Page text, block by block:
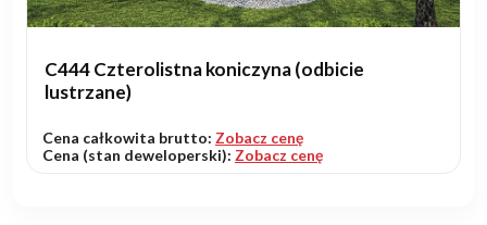
C444 Czterolistna koniczyna (odbicie
lustrzane)
Cena całkowita brutto: Zobacz cenę
Cena (stan deweloperski): Zobacz cenę